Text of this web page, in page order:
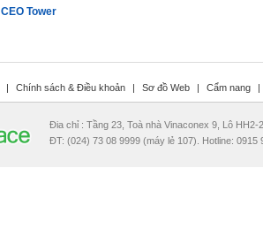
CEO Tower
| Chính sách & Điều khoản | Sơ đồ Web | Cẩm nang |
Đia chỉ : Tầng 23, Toà nhà Vinaconex 9, Lô
ĐT: (024) 73 08 9999 (máy lẻ 107). Hotline: 0915